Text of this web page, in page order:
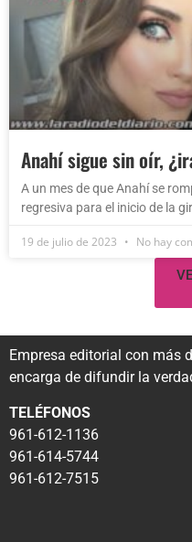
Anahí sigue sin oír,
A un mes de que Anahí se
regresiva para el inicio de la
19 de julio de 2023 No hay
Empresa editorial con más
encarga de difundir la
TELÉFONOS
961-612-1136
961-614-5744
961-612-7515